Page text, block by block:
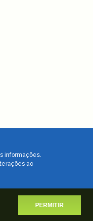
PERMITIR
informações.
ao